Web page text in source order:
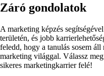
Záró gondolatok
A marketing képzés
területén, és jobb
feledd, hogy a tanulás sosem
marketing világgal. Válassz
sikeres marketingkarrier felé!